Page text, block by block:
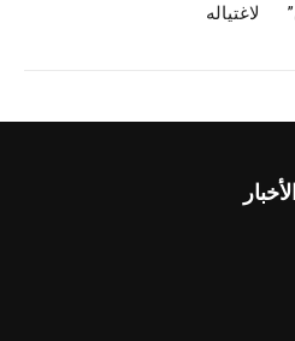
لاغتياله
الأخبار